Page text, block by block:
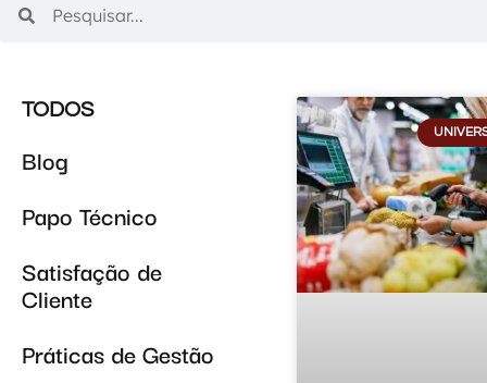
TODOS
Blog
Papo Técnico
Satisfação de
Cliente
Práticas de Gestão